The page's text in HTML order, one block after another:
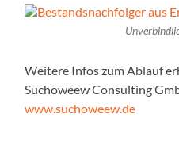
Weitere Infos zum Ablauf
Suchoweew Consulting
www.suchoweew.de